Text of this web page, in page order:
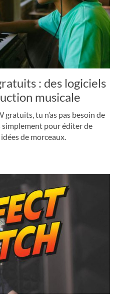
: des logiciels
musicale
gratuits, tu n’as pas besoin de
simplement pour éditer de
de morceaux.